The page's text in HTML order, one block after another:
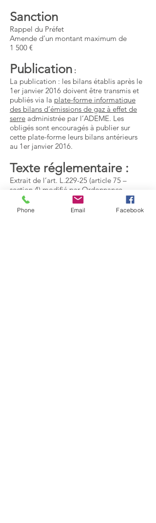
Sanction
Rappel du Préfet
Amende d’un montant maximum de
1 500 €
Publication :
La publication : les bilans établis après le
1er janvier 2016 doivent être transmis et
publiés via la plate-forme informatique
des bilans d’émissions de gaz à effet de
serre administrée par l’ADEME. Les
obligés sont encouragés à publier sur
cette plate-forme leurs bilans antérieurs
au 1er janvier 2016.
Texte réglementaire :
Extrait de l’art. L.229-25 (article 75 –
section 4) modifié par Ordonnance
n°2015-1737 du 24 décembre 2015 - art. 1
Phone Email Facebook